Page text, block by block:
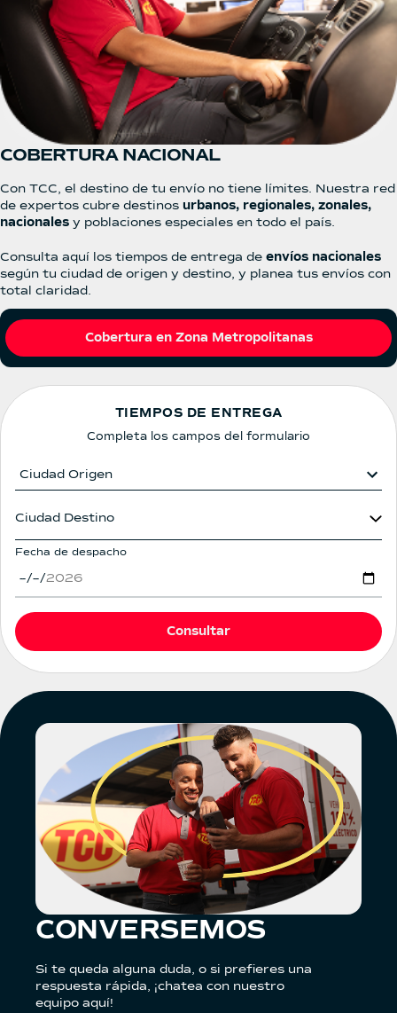
COBERTURA NACIONAL
Con TCC, el destino de tu envío no tiene límites. Nuestra red
de expertos cubre destinos urbanos, regionales, zonales,
nacionales y poblaciones especiales en todo el país.
Consulta aquí los tiempos de entrega de envíos nacionales
según tu ciudad de origen y destino, y planea tus envíos con
total claridad.
Cobertura en Zona Metropolitanas
TIEMPOS DE ENTREGA
Completa los campos del formulario
Ciudad Destino
Fecha de despacho
Consultar
CONVERSEMOS
Si te queda alguna duda, o si prefieres una
respuesta rápida, ¡chatea con nuestro
equipo aquí!